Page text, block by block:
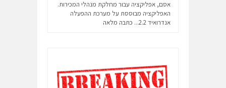
אסם, אפליקציה עבור מחלקת מנהלי המכירות.
האפליקציה מבוססת על מערכת ההפעלה
אנדרואיד 2.2...
כתבה מלאה